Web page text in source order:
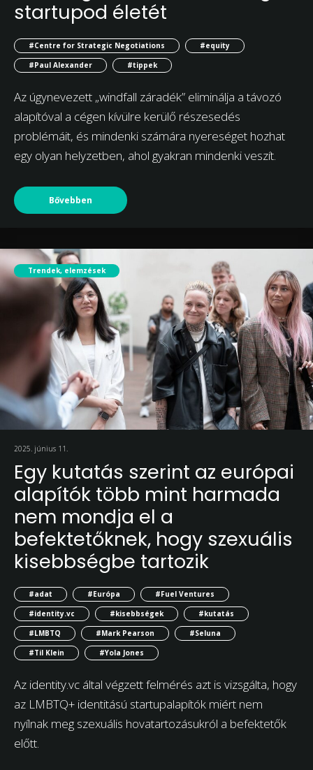
startupod életét
#Centre for Strategic Negotiations
#equity
#Paul Alexander
#tippek
Az úgynevezett „windfall záradék” eliminálja a távozó
alapítóval a cégen kívülre kerülő részesedés
problémáit, és mindenki számára nyereséget hozhat
egy olyan helyzetben, ahol gyakran mindenki veszít.
Bővebben
Trendek, elemzések
2025. június 11.
Egy kutatás szerint az európai
alapítók több mint harmada
nem mondja el a
befektetőknek, hogy szexuális
kisebbségbe tartozik
#adat #Európa
#Fuel Ventures
#identity.vc
#kisebbségek
#kutatás
#LMBTQ
#Mark Pearson
#Seluna
#Til Klein
#Yola Jones
Az identity.vc által végzett felmérés azt is vizsgálta, hogy
az LMBTQ+ identitású startupalapítók miért nem
nyílnak meg szexuális hovatartozásukról a befektetők
előtt.